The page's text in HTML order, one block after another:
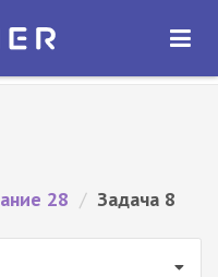
ОТКРЫТЬ
28 / Задача 8